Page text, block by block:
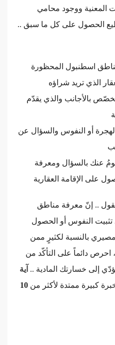
المعنية ووجود محامي
الحصول على كل ما سبق ..
اسطنبول المحظورة
الذي تريد شراؤه
الاتصال بـ 157 المتخصّص بالأجانب والذي يقدّم
الهجرة أو النفوس والسؤال عن
عنك بالسؤال ومعرفة
على الإقامة العقارية
.. إنّ معرفة مناطق
النفوس أو الحصول
مصيري بالنسبة لكثيرٍ ممن
احرص دائماً على التأكّد من
إلى خسارتك المادية .. آية
كبيرة ممتدة لأكثر من 10